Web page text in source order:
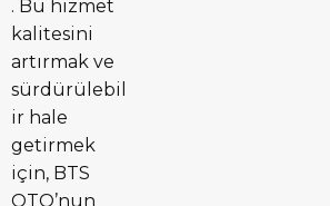
. Bu hizmet
kalitesini
artırmak ve
sürdürülebil
ir hale
getirmek
için, BTS
OTO’nun